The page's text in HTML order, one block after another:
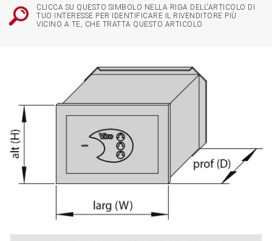
CLICCA SU QUESTO SIMBOLO NELLA RIGA DELL'ARTICOLO DI
TUO INTERESSE PER IDENTIFICARE IL RIVENDITORE PIÙ
VICINO A TE, CHE TRATTA QUESTO ARTICOLO